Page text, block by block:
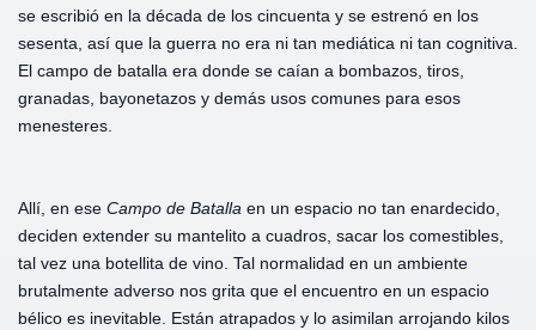
se escribió en la década de los cincuenta y se estrenó en los
sesenta, así que la guerra no era ni tan mediática ni tan cognitiva.
El campo de batalla era donde se caían a bombazos, tiros,
granadas, bayonetazos y demás usos comunes para esos
menesteres.
Allí, en ese Campo de Batalla en un espacio no tan enardecido,
deciden extender su mantelito a cuadros, sacar los comestibles,
tal vez una botellita de vino. Tal normalidad en un ambiente
brutalmente adverso nos grita que el encuentro en un espacio
bélico es inevitable. Están atrapados y lo asimilan arrojando kilos